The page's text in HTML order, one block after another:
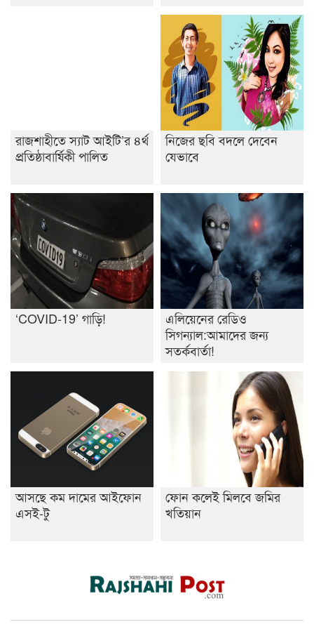
ডাকসুতে শিবিরের নিরঙ্কুশ জয়
রাজশাহীতে ট্রাকচাপায় ভ্যানচালক নিহত
শেষ সময়ে ভোট কারচুরি অভিযোগ আবিদের
রাজশাহীতে স্যাট আইটি’র ৪র্থ
প্রতিষ্ঠাবার্ষিকী পালিত
নিজের ছবি বদলে দেবেন
যেভাবে
‘COVID-19’ গাড়ি!
এলিয়েনের রেডিও
সিগন্যাল:আমাদের জন্য
সতর্কবার্তা!
আসছে কম দামের আইফোন
এসই-টু
ফোন কলেই মিলবে জমির
খতিয়ান